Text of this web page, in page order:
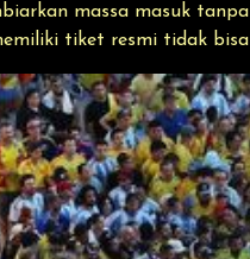
massa masuk
tiket resmi tidak bisa